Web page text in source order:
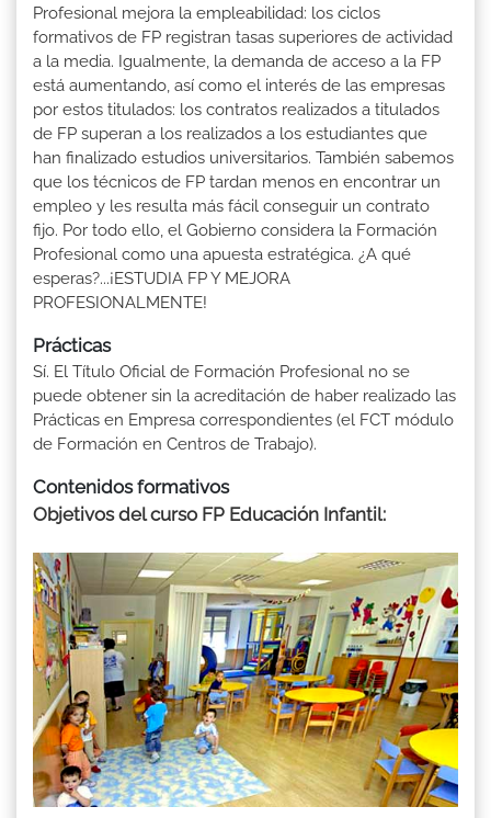
Profesional mejora la empleabilidad: los ciclos
formativos de FP registran tasas superiores de actividad
a la media. Igualmente, la demanda de acceso a la FP
está aumentando, así como el interés de las empresas
por estos titulados: los contratos realizados a titulados
de FP superan a los realizados a los estudiantes que
han finalizado estudios universitarios. También sabemos
que los técnicos de FP tardan menos en encontrar un
empleo y les resulta más fácil conseguir un contrato
fijo. Por todo ello, el Gobierno considera la Formación
Profesional como una apuesta estratégica. ¿A qué
esperas?...¡ESTUDIA FP Y MEJORA
PROFESIONALMENTE!
Prácticas
Sí. El Título Oficial de Formación Profesional no se
puede obtener sin la acreditación de haber realizado las
Prácticas en Empresa correspondientes (el FCT módulo
de Formación en Centros de Trabajo).
Contenidos formativos
Objetivos del curso FP Educación Infantil: